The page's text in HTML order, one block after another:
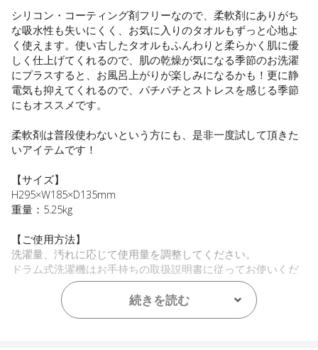
シリコン・コーティング剤フリーなので、柔軟剤にありがち
な吸水性も失いにくく、お気に入りのタオルもずっと心地よ
く使えます。使い古したタオルもふんわりと柔らかく肌に優
しく仕上げてくれるので、肌の乾燥が気になる季節のお洗濯
にプラスすると、お風呂上がりが楽しみになるかも！更に静
電気も抑えてくれるので、パチパチとストレスを感じる季節
にもオススメです。
柔軟剤は普段使わないという方にも、是非一度試して頂きた
いアイテムです！
【サイズ】
H295×W185×D135mm
重量：5.25kg
【ご使用方法】
洗濯量、汚れに応じて使用量を調整してください。
ドラム式洗濯機はお手持ちの取扱説明書に従ってお使いくだ
※洗濯前には、必ず衣類の『取り扱い絵表示』で、「洗えるも
続きを読む